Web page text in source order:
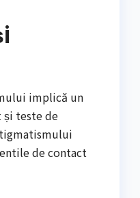
implică un
și teste de
de contact